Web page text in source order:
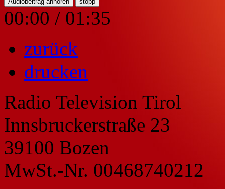
00:00 / 01:35
zurück
drucken
Radio Television Tirol
Innsbruckerstraße 23
39100 Bozen
MwSt.-Nr. 00468740212